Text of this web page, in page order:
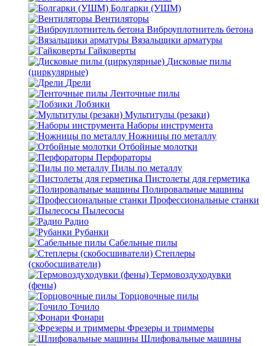
Болгарки (УШМ)
Вентиляторы
Виброуплотнитель бетона
Вязальщики арматуры
Гайковерты
Дисковые пилы
(циркулярные)
Дрели
Ленточные пилы
Лобзики
Мультитулы (резаки)
Наборы инструмента
Ножницы по металлу
Отбойные молотки
Перфораторы
Пилы по металлу
Пистолеты для герметика
Полировальные машины
Профессиональные станки
Пылесосы
Радио
Рубанки
Сабельные пилы
Степлеры
(скобосшиватели)
Термовоздуходувки
(фены)
Торцовочные пилы
Точило
Фонари
Фрезеры и триммеры
Шлифовальные машины